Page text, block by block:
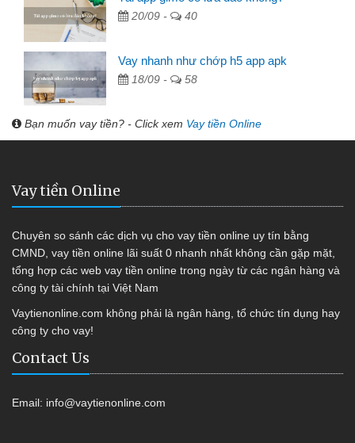
20/09 - 40
Vay nhanh như chớp h5 app apk
18/09 - 58
Bạn muốn vay tiền? - Click xem Vay tiền Online
Vay tiền Online
Chuyên so sánh các dịch vụ cho vay tiền online uy tín bằng
CMND, vay tiền online lãi suất 0 nhanh nhất không cần gặp mặt,
tổng hợp các web vay tiền online trong ngày từ các ngân hàng và
công ty tài chính tại Việt Nam
Vaytienonline.com không phải là ngân hàng, tổ chức tín dụng hay
công ty cho vay!
Contact Us
Email: info@vaytienonline.com